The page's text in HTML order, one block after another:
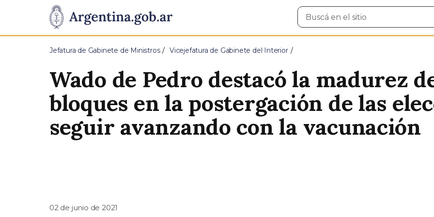
Presidencia
de
Pasar al contenido principal
Buscar
en
Jefatura de Gabinete de Ministros Vicejefatura de Gabinete del Interior
Wado de Pedro destacó la madurez
bloques en la postergación de las
seguir avanzando con la vacunación
02 de junio de 2021